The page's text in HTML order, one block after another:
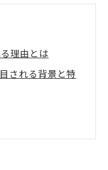
理由とは
される背景と特